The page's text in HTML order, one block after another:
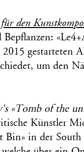
den
gestarteten
um den
«Tomb of the
Künstler
Bin» in der